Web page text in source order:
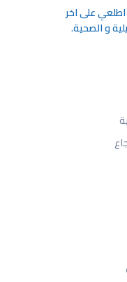
على اخر
و الصحية.